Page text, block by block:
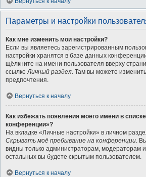
Параметры и настройки
Как мне изменить мои настройки?
Если вы являетесь зарегистрированным
настройки хранятся в базе данных
щёлкните на имени пользователя вверху
ссылкеЛичный раздел. Там вы можете
предпочтения.
Вернуться к началу
Как избежать появления моего имени в
конференции»?
На вкладке «Личные настройки» в личном
Скрывать моё пребывание на конференции.
видны только администраторам, модераторам
остальных вы будете скрытым пользователем.
Вернуться к началу